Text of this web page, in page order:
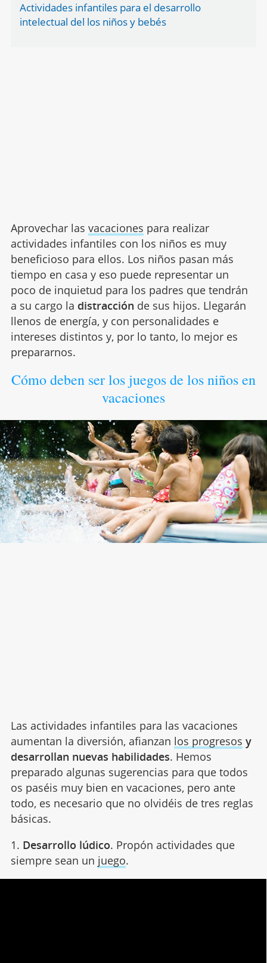
Actividades infantiles para el desarrollo
intelectual del los niños y bebés
Aprovechar las vacaciones para realizar
actividades infantiles con los niños es muy
beneficioso para ellos. Los niños pasan más
tiempo en casa y eso puede representar un
poco de inquietud para los padres que tendrán
a su cargo la distracción de sus hijos. Llegarán
llenos de energía, y con personalidades e
intereses distintos y, por lo tanto, lo mejor es
prepararnos.
Cómo deben ser los juegos de los niños en
vacaciones
Las actividades infantiles para las vacaciones
aumentan la diversión, afianzan los progresos y
desarrollan nuevas habilidades. Hemos
preparado algunas sugerencias para que todos
os paséis muy bien en vacaciones, pero ante
todo, es necesario que no olvidéis de tres reglas
básicas.
1. Desarrollo lúdico. Propón actividades que
siempre sean un juego.